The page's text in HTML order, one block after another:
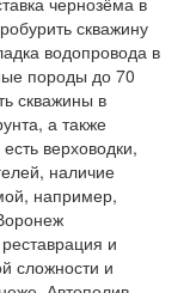
скважину
водопровода в
породы до 70
скважины в
а также
верховодки,
наличие
например,
и
сложности и